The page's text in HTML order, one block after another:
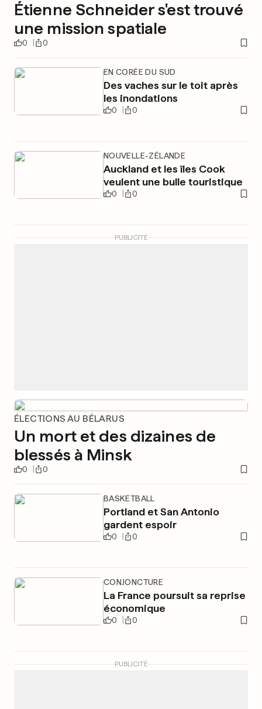
Étienne Schneider s'est trouvé
une mission spatiale
0 0
EN CORÉE DU SUD
Des vaches sur le toit après
les inondations
0 0
NOUVELLE-ZÉLANDE
Auckland et les îles Cook
veulent une bulle touristique
0 0
PUBLICITÉ
ÉLECTIONS AU BÉLARUS
Un mort et des dizaines de
blessés à Minsk
0 0
BASKETBALL
Portland et San Antonio
gardent espoir
0 0
CONJONCTURE
La France poursuit sa reprise
économique
0 0
PUBLICITÉ